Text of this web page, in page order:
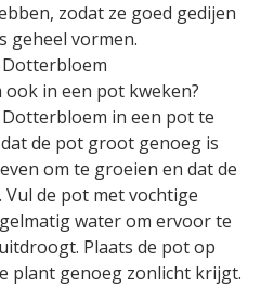
zodat ze goed gedijen
geheel vormen.
in een pot kweken?
in een pot te
de pot groot genoeg is
om te groeien en dat de
de pot met vochtige
water om ervoor te
Plaats de pot op
plant genoeg zonlicht krijgt.